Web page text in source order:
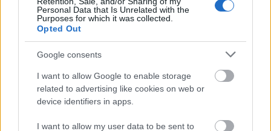
Personal Data that Is Unrelated with the
Purposes for which it was collected.
Opted Out
Google consents
I want to allow Google to enable storage
related to advertising like cookies on web or
device identifiers in apps.
I want to allow my user data to be sent to
A találkozó programjában 4 premier, valamint az
Újvidéki Színház Végel László regénye nyomán
készült, többszörösen díjnyertes
előadásának magyarországi bemutatója is
szerepelt. A produkciók közül 7 csak Szegeden volt
látható, a fesztivál ideje alatt.
A fesztivál nyitó napján tartották asex, drugs, gods &